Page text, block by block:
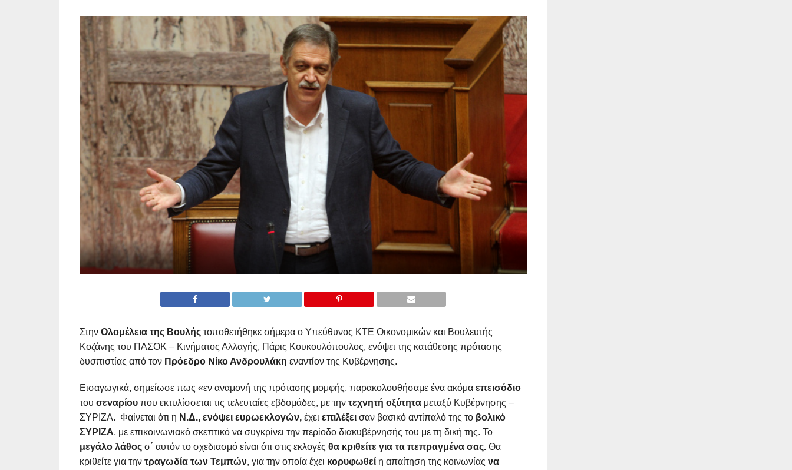
Στην Ολομέλεια της Βουλήςτοποθετήθηκε σήμερα ο Υπεύθυνος ΚΤΕ Οικονομικών και Βουλευτής
Κοζάνης του ΠΑΣΟΚ – Κινήματος Αλλαγής, Πάρις Κουκουλόπουλος, ενόψει της κατάθεσης πρότασης
δυσπιστίας από τον Πρόεδρο Νίκο Ανδρουλάκη εναντίον της Κυβέρνησης.
Εισαγωγικά, σημείωσε πως «εν αναμονή της πρότασης μομφής, παρακολουθήσαμε ένα ακόμα επεισόδιο
του σεναρίου που εκτυλίσσεται τις τελευταίες εβδομάδες, με την τεχνητή οξύτητα μεταξύ Κυβέρνησης –
ΣΥΡΙΖΑ. Φαίνεται ότι η Ν.Δ., ενόψει ευρωεκλογών,έχει επιλέξει σαν βασικό αντίπαλό της το βολικό
ΣΥΡΙΖΑ, με επικοινωνιακό σκεπτικό να συγκρίνει την περίοδο διακυβέρνησής του με τη δική της. Το
μεγάλο λάθοςσ΄ αυτόν το σχεδιασμό είναι ότι στις εκλογές θα κριθείτε για τα πεπραγμένα σας.Θα
κριθείτε για την τραγωδία των Τεμπών, για την οποία έχει κορυφωθείη απαίτηση της κοινωνίας να